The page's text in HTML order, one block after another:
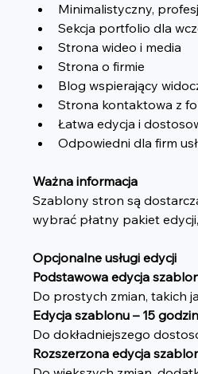
Minimalistyczny,
Sekcja portfolio dla
Strona wideo i media
Strona o firmie
Blog wspierający
Strona kontaktowa z
Łatwa edycja i
Odpowiedni dla firm
Ważna informacja
Szablony stron są
wybrać płatny pakiet
Opcjonalne usługi edycji
Podstawowa edycja
Do prostych zmian, takich
Edycja szablonu – 15 godzin
Do dokładniejszego
Rozszerzona edycja